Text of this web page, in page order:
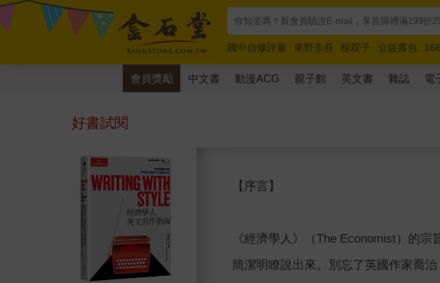
國中自修評量 東野圭吾 楊双子 公益書包
唯紅花綻放
奧德賽 路邊攤新作 馬斯克 玩具
會員獎勵 中文書 動漫ACG 親子館 英文書 雜誌 電
好書試閱
【序言】
《經濟學人》（The Economist）的
簡潔明瞭說出來。別忘了英國作家喬